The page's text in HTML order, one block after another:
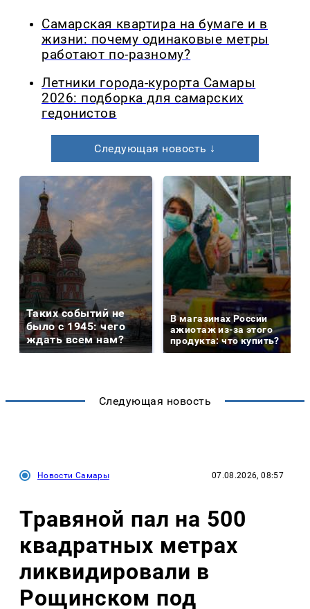
Самарская квартира на бумаге и в
жизни: почему одинаковые метры
работают по-разному?
Летники города-курорта Самары
2026: подборка для самарских
гедонистов
Следующая новость ↓
Таких событий не
было с 1945: чего
ждать всем нам?
В магазинах России
ажиотаж из-за этого
продукта: что купить?
Следующая новость
Новости Самары 07.08.2026, 08:57
Травяной пал на 500
квадратных метрах
ликвидировали в
Рощинском под